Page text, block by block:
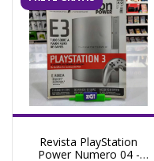
Revista PlayStation
Power Numero 04 -